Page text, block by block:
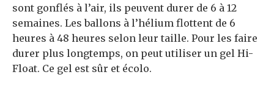
sont gonflés à l’air, ils peuvent durer de 6 à 12
semaines. Les ballons à l’hélium flottent de 6
heures à 48 heures selon leur taille. Pour les faire
durer plus longtemps, on peut utiliser un gel Hi-
Float. Ce gel est sûr et écolo.